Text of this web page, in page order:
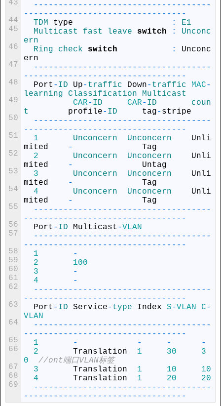
43
44
45
46
47
48
49
50
51
52
53
54
55
56
57
58
59
60
61
62
63
64
65
66
67
68
69
-- -- -- -- -- -- -- -- -- -- -- -- -- -- -- -- -- --
-- -- -- -- -- -- -- -- -- -- -- -- -- -- -- -- -
TDM type :
E1
Multicast fast leave switch :
Unconc
ern
Ring check switch :
Unconc
ern
-- -- -- -- -- -- -- -- -- -- -- -- -- -- -- -- -- --
-- -- -- -- -- -- -- -- -- -- -- -- -- -- -- -- -
Port - ID Up- traffic Down- traffic MAC-
learning Classification Multicast
CAR- ID CAR- ID coun
t profile- ID tag- stripe
-- -- -- -- -- -- -- -- -- -- -- -- -- -- -- -- -- --
-- -- -- -- -- -- -- -- -- -- -- -- -- -- -- -- -
1
Unconcern Unconcern Unli
mited
-
Tag
2
Unconcern Unconcern Unli
mited
-
Untag
3
Unconcern Unconcern Unli
mited
-
Tag
4
Unconcern Unconcern Unli
mited
-
Tag
-- -- -- -- -- -- -- -- -- -- -- -- -- -- -- -- -- --
-- -- -- -- -- -- -- -- -- -- -- -- -- -- -- -- -
Port - ID Multicast -VLAN
-- -- -- -- -- -- -- -- -- -- -- -- -- -- -- -- -- --
-- -- -- -- -- -- -- -- -- -- -- -- -- -- -- -- -
1
-
2
100
3
-
4
-
-- -- -- -- -- -- -- -- -- -- -- -- -- -- -- -- -- --
-- -- -- -- -- -- -- -- -- -- -- -- -- -- -- -- -
Port - ID Service- type Index S-VLAN C-
VLAN
-- -- -- -- -- -- -- -- -- -- -- -- -- -- -- -- -- --
-- -- -- -- -- -- -- -- -- -- -- -- -- -- -- -- -
1
- - -
-
2
Translation 1 30
3
0
//ont端口VLAN标签
3
Translation 1 10
10
4
Translation 1 20
20
-- -- -- -- -- -- -- -- -- -- -- -- -- -- -- -- -- --
-- -- -- -- -- -- -- -- -- -- -- -- -- -- -- -- -